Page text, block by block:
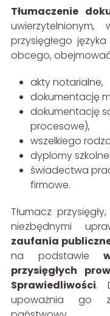
Tłumaczenie
uwierzytelnionym,
przysięgłego
obcego,
akty notarialne,
dokumentację
dokumentację
procesowe),
wszelkiego
dyplomy
świadectwa
firmowe.
Tłumacz
niezbędnymi
zaufania
na podstawie
przysięgłych
Sprawiedliwości.
upoważnia go